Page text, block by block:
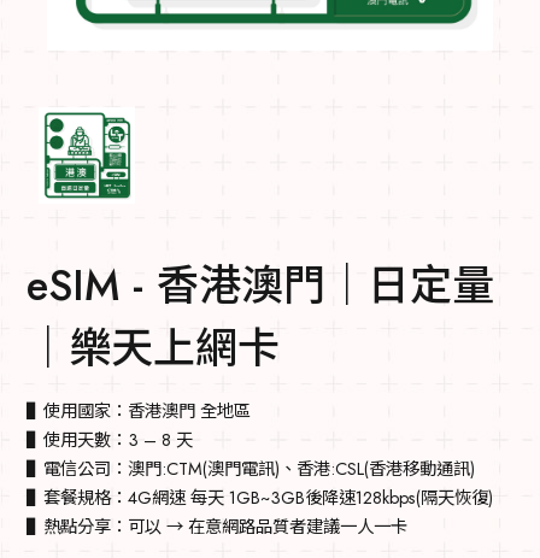
eSIM - 香港澳門｜日定量
｜樂天上網卡
▌使用國家：香港澳門 全地區
▌使用天數：3 – 8 天
▌電信公司：澳門:CTM(澳門電訊)、香港:CSL(香港移動通訊)
▌套餐規格：4G網速 每天 1GB~3GB後降速128kbps(隔天恢復)
▌熱點分享：可以 → 在意網路品質者建議一人一卡